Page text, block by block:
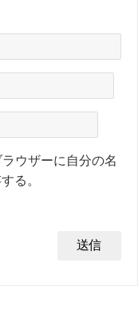
ウザーに自分の名
る。